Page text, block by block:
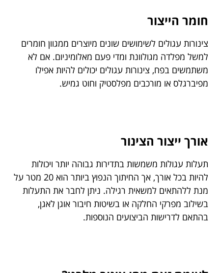
חומר הייצור
צינורות עגולים לשימושים שונים מיוצרים ממגוון חומרים
למשל מפלדה מגולוונת ומדי פעם מאלומיניום. אם לא
משתמשים בפח, צינורות עגולים יכולים להיות אפילו
מפיברגלס או מורכבים מפלסטיק וחוט גמיש.
אורך ייצור הצינור
תעלות עגולות משמשות בתדירות גבוהה יותר ויכולות
להיות בכל אורך, אך החיתוך הנפוץ ביותר הוא 20 מטר על
מנת ללהתאים למשאית רגילה. ניתן לחבר את התעלות
בשילוב מפרקי החלקה או בשיטות חיבור אוגן לאגן,
בהתאם לדרישות הביצועים הנוספות.